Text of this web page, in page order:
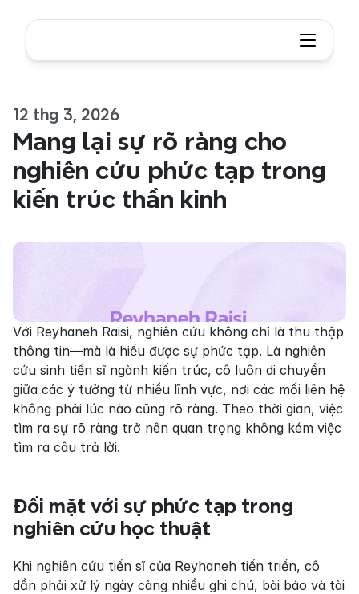
12 thg 3, 2026
Mang lại sự rõ ràng cho
nghiên cứu phức tạp trong
kiến trúc thần kinh
Với Reyhaneh Raisi, nghiên cứu không chỉ là thu thập
thông tin—mà là hiểu được sự phức tạp. Là nghiên
cứu sinh tiến sĩ ngành kiến trúc, cô luôn di chuyển
giữa các ý tưởng từ nhiều lĩnh vực, nơi các mối liên hệ
không phải lúc nào cũng rõ ràng. Theo thời gian, việc
tìm ra sự rõ ràng trở nên quan trọng không kém việc
tìm ra câu trả lời.
Đối mặt với sự phức tạp trong
nghiên cứu học thuật
Khi nghiên cứu tiến sĩ của Reyhaneh tiến triển, cô
dần phải xử lý ngày càng nhiều ghi chú, bài báo và tài